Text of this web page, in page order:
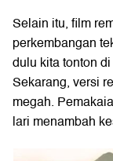
Selain itu, film
perkembangan
dulu kita tonton
Sekarang, versi
megah.
lari menambah